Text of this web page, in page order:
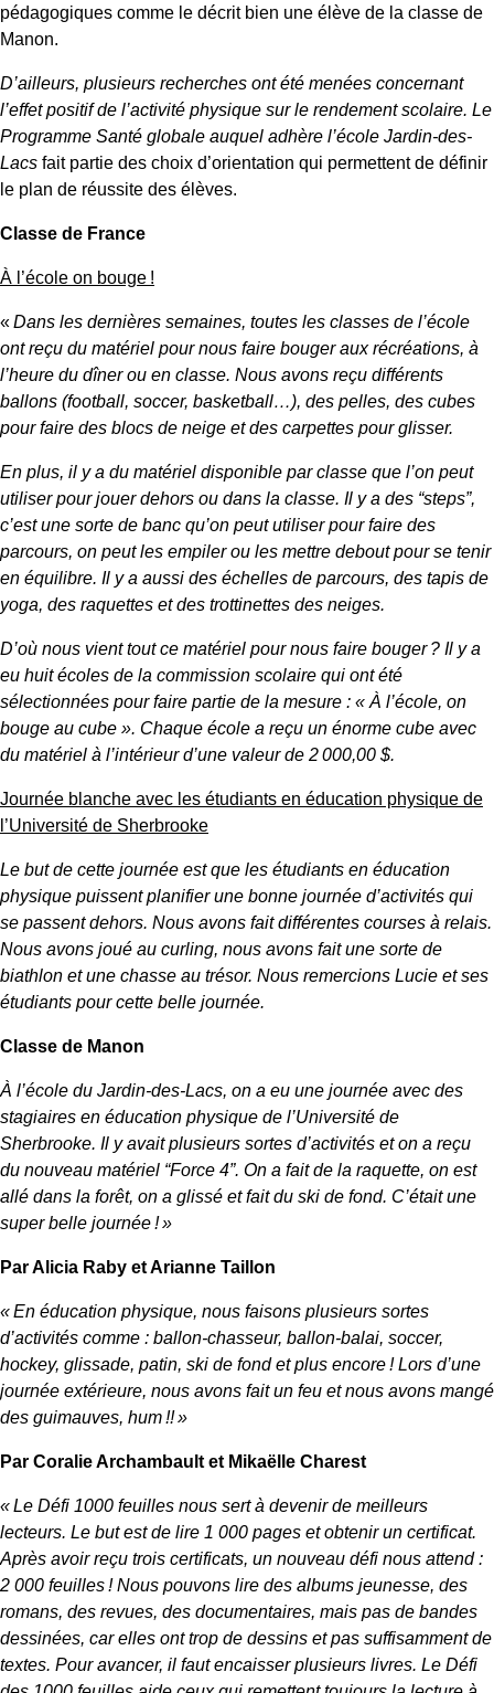
pédagogiques comme le décrit bien une élève de la classe de
Manon.
D’ailleurs, plusieurs recherches ont été menées concernant
l’effet positif de l’activité physique sur le rendement scolaire. Le
Programme Santé globale auquel adhère l’école Jardin-des-
Lacs fait partie des choix d’orientation qui permettent de définir
le plan de réussite des élèves.
Classe de France
À l’école on bouge !
«Dans les dernières semaines, toutes les classes de l’école
ont reçu du matériel pour nous faire bouger aux récréations, à
l’heure du dîner ou en classe. Nous avons reçu différents
ballons (football, soccer, basketball…), des pelles, des cubes
pour faire des blocs de neige et des carpettes pour glisser.
En plus, il y a du matériel disponible par classe que l’on peut
utiliser pour jouer dehors ou dans la classe. Il y a des “steps”,
c’est une sorte de banc qu’on peut utiliser pour faire des
parcours, on peut les empiler ou les mettre debout pour se tenir
en équilibre. Il y a aussi des échelles de parcours, des tapis de
yoga, des raquettes et des trottinettes des neiges.
D’où nous vient tout ce matériel pour nous faire bouger ? Il y a
eu huit écoles de la commission scolaire qui ont été
sélectionnées pour faire partie de la mesure : « À l’école, on
bouge au cube ». Chaque école a reçu un énorme cube avec
du matériel à l’intérieur d’une valeur de 2 000,00 $.
Journée blanche avec les étudiants en éducation physique de
l’Université de Sherbrooke
Le but de cette journée est que les étudiants en éducation
physique puissent planifier une bonne journée d’activités qui
se passent dehors. Nous avons fait différentes courses à relais.
Nous avons joué au curling, nous avons fait une sorte de
biathlon et une chasse au trésor. Nous remercions Lucie et ses
étudiants pour cette belle journée.
Classe de Manon
À l’école du Jardin-des-Lacs, on a eu une journée avec des
stagiaires en éducation physique de l’Université de
Sherbrooke. Il y avait plusieurs sortes d’activités et on a reçu
du nouveau matériel “Force 4”. On a fait de la raquette, on est
allé dans la forêt, on a glissé et fait du ski de fond. C’était une
super belle journée ! »
Par Alicia Raby et Arianne Taillon
« En éducation physique, nous faisons plusieurs sortes
d’activités comme : ballon-chasseur, ballon-balai, soccer,
hockey, glissade, patin, ski de fond et plus encore ! Lors d’une
journée extérieure, nous avons fait un feu et nous avons mangé
des guimauves, hum !! »
Par Coralie Archambault et Mikaëlle Charest
« Le Défi 1000 feuilles nous sert à devenir de meilleurs
lecteurs. Le but est de lire 1 000 pages et obtenir un certificat.
Après avoir reçu trois certificats, un nouveau défi nous attend :
2 000 feuilles ! Nous pouvons lire des albums jeunesse, des
romans, des revues, des documentaires, mais pas de bandes
dessinées, car elles ont trop de dessins et pas suffisamment de
textes. Pour avancer, il faut encaisser plusieurs livres. Le Défi